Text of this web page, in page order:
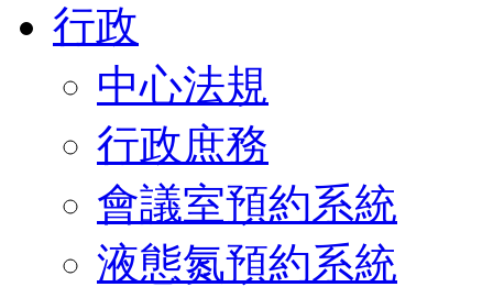
行政
中心法規
行政庶務
會議室預約系統
液態氮預約系統